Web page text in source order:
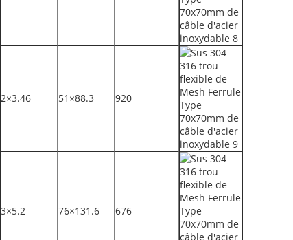
2×3.46 51×88.3 920
3×5.2 76×131.6 676